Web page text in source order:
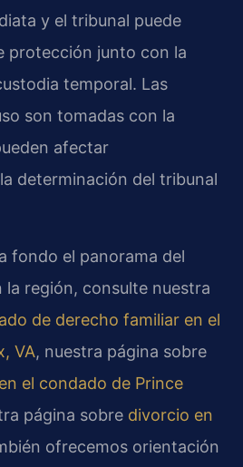
y el tribunal puede
protección junto con la
temporal. Las
son tomadas con la
afectar
determinación del tribunal
fondo el panorama del
la región, consulte nuestra
de derecho familiar en el
VA, nuestra página sobre
el condado de Prince
página sobre divorcio en
ofrecemos orientación